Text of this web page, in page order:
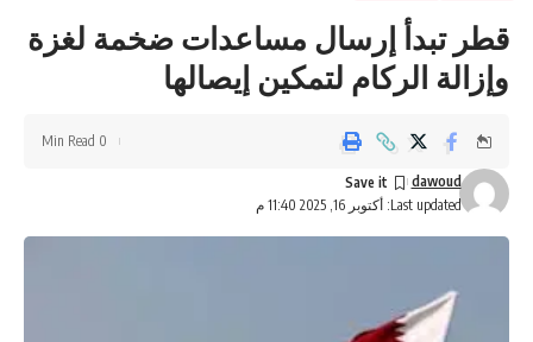
قطر تبدأ إرسال مساعدات ضخمة لغزة
وإزالة الركام لتمكين إيصالها
Last updated: أكتوبر 16, 2025 11:40 م
dawoud
0 Min Read